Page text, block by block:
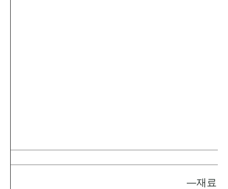
—재료